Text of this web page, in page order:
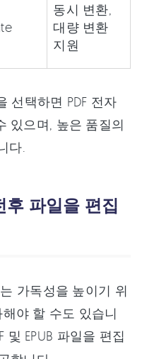
동시 변환,
대량 변환
지원
선택하면 PDF 전자
있으며, 높은 품질의
다.
후 파일을 편집
가독성을 높이기 위
야 할 수도 있습니
및 EPUB 파일을 편집